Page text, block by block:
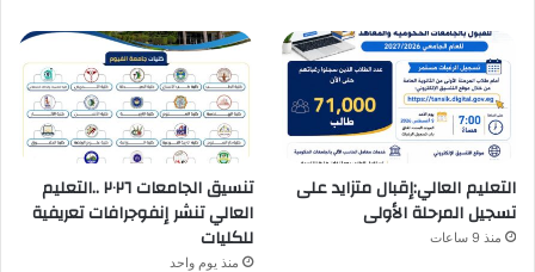
التعليم العالي:إقبال متزايد على
تسجيل المرحلة الأولى
منذ 9 ساعات
تنسيق الجامعات ٢٠٢٦ ..التعليم
العالي تنشر إنفوجرافات تعريفية
للكليات
منذ يوم واحد